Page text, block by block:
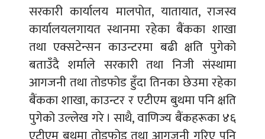
सरकारी कार्यालय मालपोत, यातायात, राजस्व
कार्यालयलगायत स्थानमा रहेका बैंकका शाखा
तथा एक्सटेन्सन काउन्टरमा बढी क्षति पुगेको
बताउँदै शर्माले सरकारी तथा निजी संस्थामा
आगजनी तथा तोडफोड हुँदा तिनका छेउमा रहेका
बैंकका शाखा, काउन्टर र एटीएम बुथमा पनि क्षति
पुगेको उल्लेख गरे । साथै, वाणिज्य बैंकहरूका ४६